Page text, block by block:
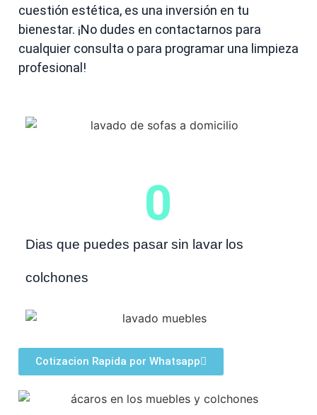
cuestión estética, es una inversión en tu
bienestar. ¡No dudes en contactarnos para
cualquier consulta o para programar una limpieza
profesional!
Dias que puedes pasar sin lavar los
colchones
0
Cotizacion Rapida por Whatsapp